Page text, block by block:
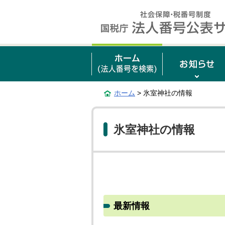
ホーム > 氷室神社の情報
氷室神社の情報
最新情報